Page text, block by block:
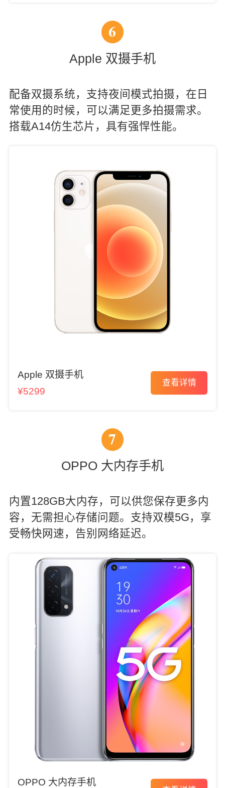
6
Apple 双摄手机
配备双摄系统，支持夜间模式拍摄，在日
常使用的时候，可以满足更多拍摄需求。
搭载A14仿生芯片，具有强悍性能。
Apple 双摄手机
¥5299
查看详情
7
OPPO 大内存手机
内置128GB大内存，可以供您保存更多内
容，无需担心存储问题。支持双模5G，享
受畅快网速，告别网络延迟。
OPPO 大内存手机